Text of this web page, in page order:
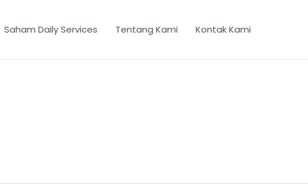
Saham Daily Services Tentang Kami Kontak Kami